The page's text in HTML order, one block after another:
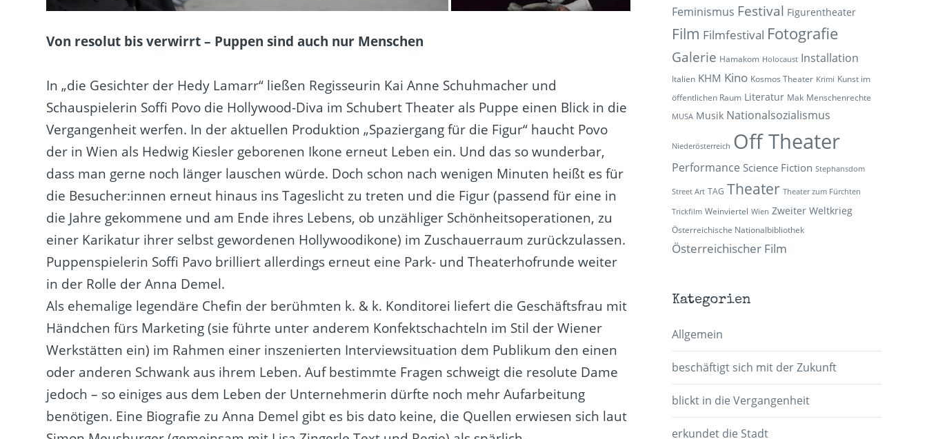
Von resolut bis verwirrt – Puppen sind auch nur Menschen
In „die Gesichter der Hedy Lamarr“ ließen Regisseurin Kai Anne Schuhmacher und
Schauspielerin Soffi Povo die Hollywood-Diva im Schubert Theater als Puppe einen Blick in die
Vergangenheit werfen. In der aktuellen Produktion „Spaziergang für die Figur“ haucht Povo
der in Wien als Hedwig Kiesler geborenen Ikone erneut Leben ein. Und das so wunderbar,
dass man gerne noch länger lauschen würde. Doch schon nach wenigen Minuten heißt es für
die Besucher:innen erneut hinaus ins Tageslicht zu treten und die Figur (passend für eine in
die Jahre gekommene und am Ende ihres Lebens, ob unzähliger Schönheitsoperationen, zu
einer Karikatur ihrer selbst gewordenen Hollywoodikone) im Zuschauerraum zurückzulassen.
Puppenspielerin Soffi Pavo brilliert allerdings erneut eine Park- und Theaterhofrunde weiter
in der Rolle der Anna Demel.
Als ehemalige legendäre Chefin der berühmten k. & k. Konditorei liefert die Geschäftsfrau mit
Händchen fürs Marketing (sie führte unter anderem Konfektschachteln im Stil der Wiener
Werkstätten ein) im Rahmen einer inszenierten Interviewsituation dem Publikum den einen
oder anderen Schwank aus ihrem Leben. Auf bestimmte Fragen schweigt die resolute Dame
jedoch – so einiges aus dem Leben der Unternehmerin dürfte noch mehr Aufarbeitung
benötigen. Eine Biografie zu Anna Demel gibt es bis dato keine, die Quellen erwiesen sich laut
Feminismus Festival Figurentheater
Film Filmfestival Fotografie
Galerie Hamakom Holocaust Installation
Italien KHM Kino Kosmos Theater Krimi Kunst im
öffentlichen Raum Literatur Mak Menschenrechte
MUSA Musik Nationalsozialismus
Niederösterreich Off Theater
Performance Science Fiction Stephansdom
Street Art TAG Theater Theater zum Fürchten
Trickfilm Weinviertel Wien Zweiter Weltkrieg
Österreichische Nationalbibliothek
Österreichischer Film
Kategorien
Allgemein
beschäftigt sich mit der Zukunft
blickt in die Vergangenheit
erkundet die Stadt